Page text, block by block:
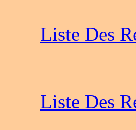
Liste Des
Liste Des